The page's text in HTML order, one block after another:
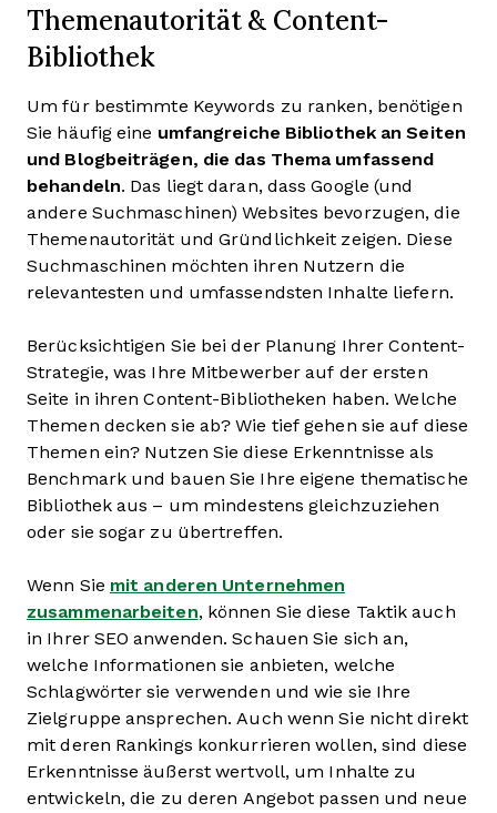
Themenautorität & Content-
Bibliothek
Um für bestimmte Keywords zu ranken, benötigen
Sie häufig eine umfangreiche Bibliothek an Seiten
und Blogbeiträgen, die das Thema umfassend
behandeln. Das liegt daran, dass Google (und
andere Suchmaschinen) Websites bevorzugen, die
Themenautorität und Gründlichkeit zeigen. Diese
Suchmaschinen möchten ihren Nutzern die
relevantesten und umfassendsten Inhalte liefern.
Berücksichtigen Sie bei der Planung Ihrer Content-
Strategie, was Ihre Mitbewerber auf der ersten
Seite in ihren Content-Bibliotheken haben. Welche
Themen decken sie ab? Wie tief gehen sie auf diese
Themen ein? Nutzen Sie diese Erkenntnisse als
Benchmark und bauen Sie Ihre eigene thematische
Bibliothek aus – um mindestens gleichzuziehen
oder sie sogar zu übertreffen.
Wenn Sie mit anderen Unternehmen
zusammenarbeiten, können Sie diese Taktik auch
in Ihrer SEO anwenden. Schauen Sie sich an,
welche Informationen sie anbieten, welche
Schlagwörter sie verwenden und wie sie Ihre
Zielgruppe ansprechen. Auch wenn Sie nicht direkt
mit deren Rankings konkurrieren wollen, sind diese
Erkenntnisse äußerst wertvoll, um Inhalte zu
entwickeln, die zu deren Angebot passen und neue